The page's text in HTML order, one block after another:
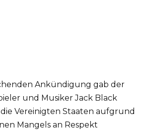
Ankündigung gab der
und Musiker Jack Black
Vereinigten Staaten aufgrund
Mangels an Respekt